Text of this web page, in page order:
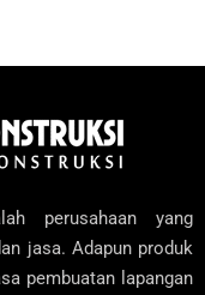
perusahaan yang
jasa. Adapun produk
pembuatan lapangan